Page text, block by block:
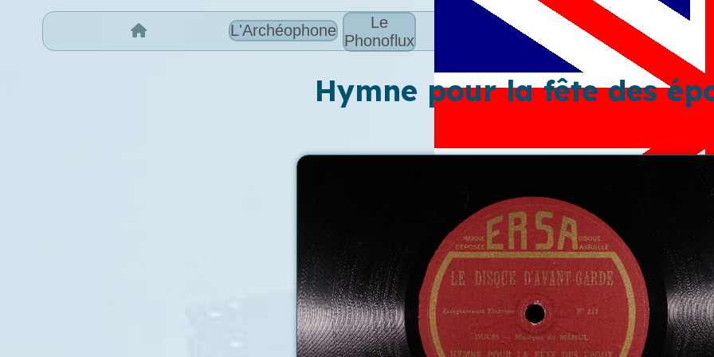
L'Archéophone
Le
Phonoflux
Hymne pour la fête des